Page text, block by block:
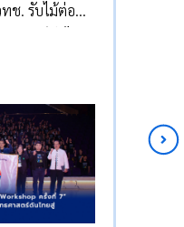
ช. รับไม้ต่อ
าสตร์ดันไทย